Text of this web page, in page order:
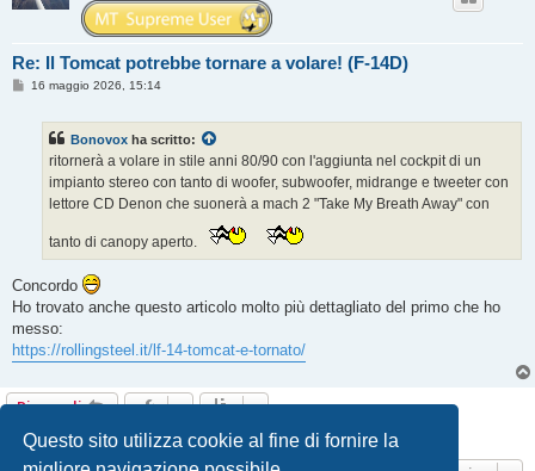
Questo sito utilizza cookie al fine di fornire la
Re: Il Tomcat potrebbe tornare a volare! (F-14D)
M
16 maggio 2026, 15:14
Bonovox ha scritto:
ritornerà a volare in stile anni 80/90 con l'aggiunta nel cockpit di un
impianto stereo con tanto di woofer, subwoofer, midrange e tweeter con
lettore CD Denon che suonerà a mach 2 "Take My Breath Away" con
tanto di canopy aperto.
Concordo
Ho trovato anche questo articolo molto più dettagliato del primo che ho
messo:
https://rollingsteel.it/lf-14-tomcat-e-tornato/
Rispondi
8 messaggi • Pagina1 di1